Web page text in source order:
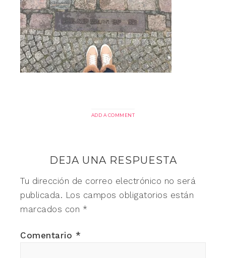
ADD A COMMENT
DEJA UNA RESPUESTA
Tu dirección de correo electrónico no será
publicada. Los campos obligatorios están
marcados con *
Comentario *